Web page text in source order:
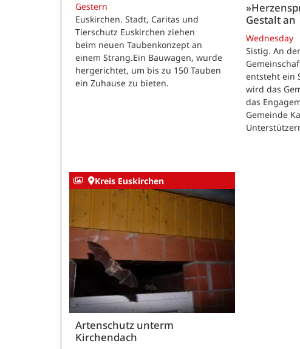
Gestern
Euskirchen. Stadt, Caritas und
Tierschutz Euskirchen ziehen
beim neuen Taubenkonzept an
einem Strang.Ein Bauwagen, wurde
hergerichtet, um bis zu 150 Tauben
ein Zuhause zu bieten.
Gestalt an
Wednesday
Sistig. An der
entsteht ein
wird das
das
Gemeinde
Kreis Euskirchen
Artenschutz unterm
Kirchendach